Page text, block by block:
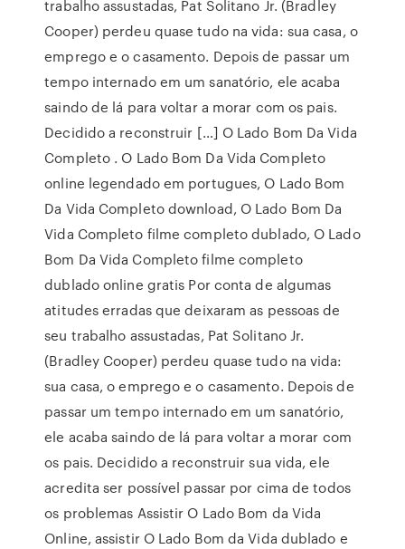
trabalho assustadas, Pat Solitano Jr. (Bradley
Cooper) perdeu quase tudo na vida: sua casa, o
emprego e o casamento. Depois de passar um
tempo internado em um sanatório, ele acaba
saindo de lá para voltar a morar com os pais.
Decidido a reconstruir […] O Lado Bom Da Vida
Completo . O Lado Bom Da Vida Completo
online legendado em portugues, O Lado Bom
Da Vida Completo download, O Lado Bom Da
Vida Completo filme completo dublado, O Lado
Bom Da Vida Completo filme completo
dublado online gratis Por conta de algumas
atitudes erradas que deixaram as pessoas de
seu trabalho assustadas, Pat Solitano Jr.
(Bradley Cooper) perdeu quase tudo na vida:
sua casa, o emprego e o casamento. Depois de
passar um tempo internado em um sanatório,
ele acaba saindo de lá para voltar a morar com
os pais. Decidido a reconstruir sua vida, ele
acredita ser possível passar por cima de todos
os problemas Assistir O Lado Bom da Vida
Online, assistir O Lado Bom da Vida dublado e